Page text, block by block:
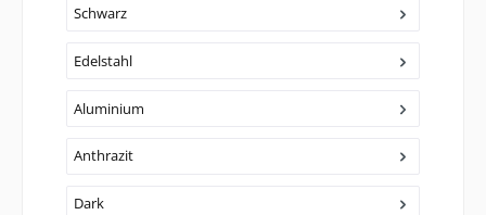
Schwarz
Edelstahl
Aluminium
Anthrazit
Dark